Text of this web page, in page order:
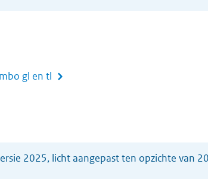
gl en tl
2025, licht aangepast ten opzichte van